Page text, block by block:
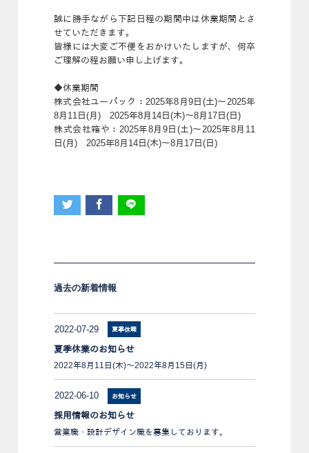
誠に勝手ながら下記日程の期間中は休業期間とさ
せていただきます。
皆様には大変ご不便をおかけいたしますが、何卒
ご理解の程お願い申し上げます。
◆休業期間
株式会社ユーパック：2025年8月9日(土)～2025年
8月11日(月) 2025年8月14日(木)～8月17日(日)
株式会社箱や：2025年8月9日(土)～2025年8月11
日(月) 2025年8月14日(木)～8月17日(日)
過去の新着情報
2022-07-29 夏季休暇
夏季休業のお知らせ
2022年8月11日(木)～2022年8月15日(月)
2022-06-10 お知らせ
採用情報のお知らせ
営業職・設計デザイン職を募集しております。